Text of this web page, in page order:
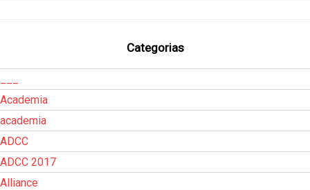
Categorias
Academia
academia
ADCC
ADCC 2017
Alliance